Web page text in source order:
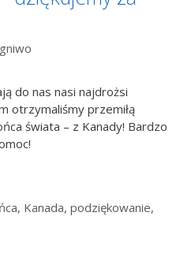
do nas nasi najdrożsi
otrzymaliśmy przemiłą
świata – z Kanady! Bardzo
, Kanada, podziękowanie,